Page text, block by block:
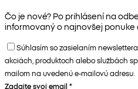
Čo je nové? Po prihlásení na
informovaný o najnovšej ponuke
Súhlasím so zasielaním
akciách, produktoch alebo službách
mailom na uvedenú e-mailovú adresu.
Zadajte svoj email *